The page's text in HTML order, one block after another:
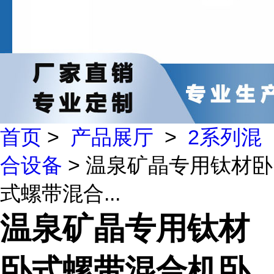
首页 > 产品展厅 > 2系列混
合设备 > 温泉矿晶专用钛材卧
式螺带混合...
温泉矿晶专用钛材